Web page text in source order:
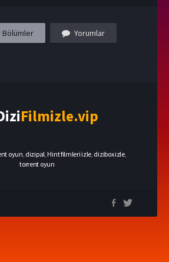
Bölümler Yorumlar
Filmizle.vip
oyun dizipal Hint filmleri izle dizibox izle,
torrent oyun